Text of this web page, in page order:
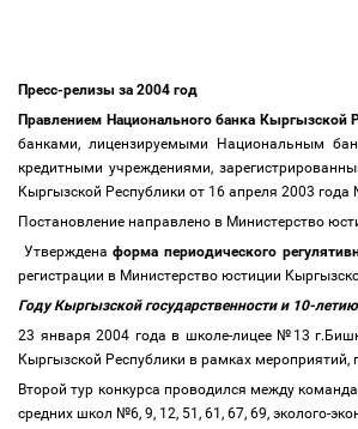
Пресс-релизы за 2004 год
Правлением Национального банка Кыргызской
банками, лицензируемыми Национальным
кредитными учреждениями,
Кыргызской Республики от 16 апреля 2003
Постановление направлено в Министерство
Утвержденаформа периодического
регистрации в Министерство юстиции
Году Кыргызской государственности и 10-
23 января 2004 года в школе-лицее №13
Кыргызской Республики в рамках
Второй тур конкурса проводился между
средних школ №6, 9, 12, 51, 61, 67, 69, эколого-